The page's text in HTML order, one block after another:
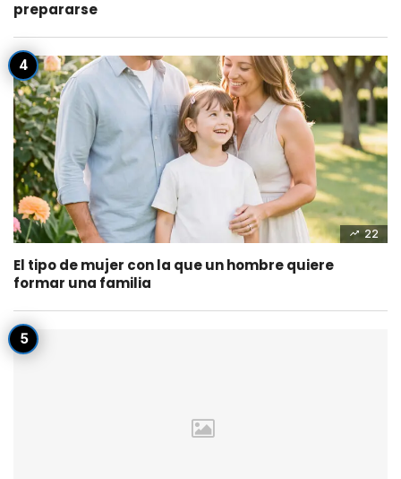
prepararse
22
El tipo de mujer con la que un hombre quiere
formar una familia